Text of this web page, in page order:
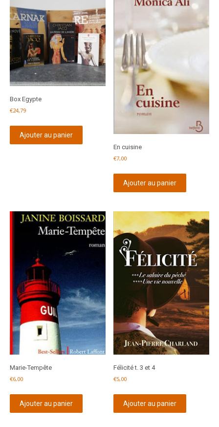
Box Egypte
€24,79
Ajouter au panier
En cuisine
€7,00
Ajouter au panier
Marie-Tempête
€6,00
Ajouter au panier
Félicité t. 3 et 4
€5,00
Ajouter au panier